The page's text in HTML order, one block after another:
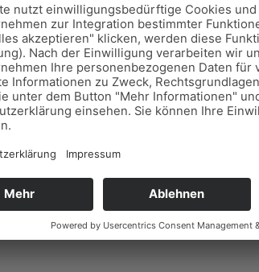
nach DIN V 18599
mit Handlungsempfehlungen